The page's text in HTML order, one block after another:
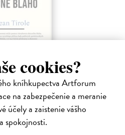
cookies?
kníhkupectva Artforum
na zabezpečenie a meranie
účely a zaistenie vášho
spokojnosti.
blaho
společné dobro, pokud
psaní odborných článků do
jen jejich kolegové, nebo vypouštění